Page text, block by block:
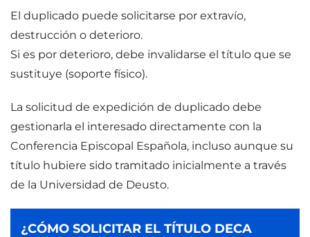
El duplicado puede solicitarse por extravío,
destrucción o deterioro.
Si es por deterioro, debe invalidarse el título que se
sustituye (soporte físico).
La solicitud de expedición de duplicado debe
gestionarla el interesado directamente con la
Conferencia Episcopal Española, incluso aunque su
título hubiere sido tramitado inicialmente a través
de la Universidad de Deusto.
¿CÓMO SOLICITAR EL TÍTULO DECA